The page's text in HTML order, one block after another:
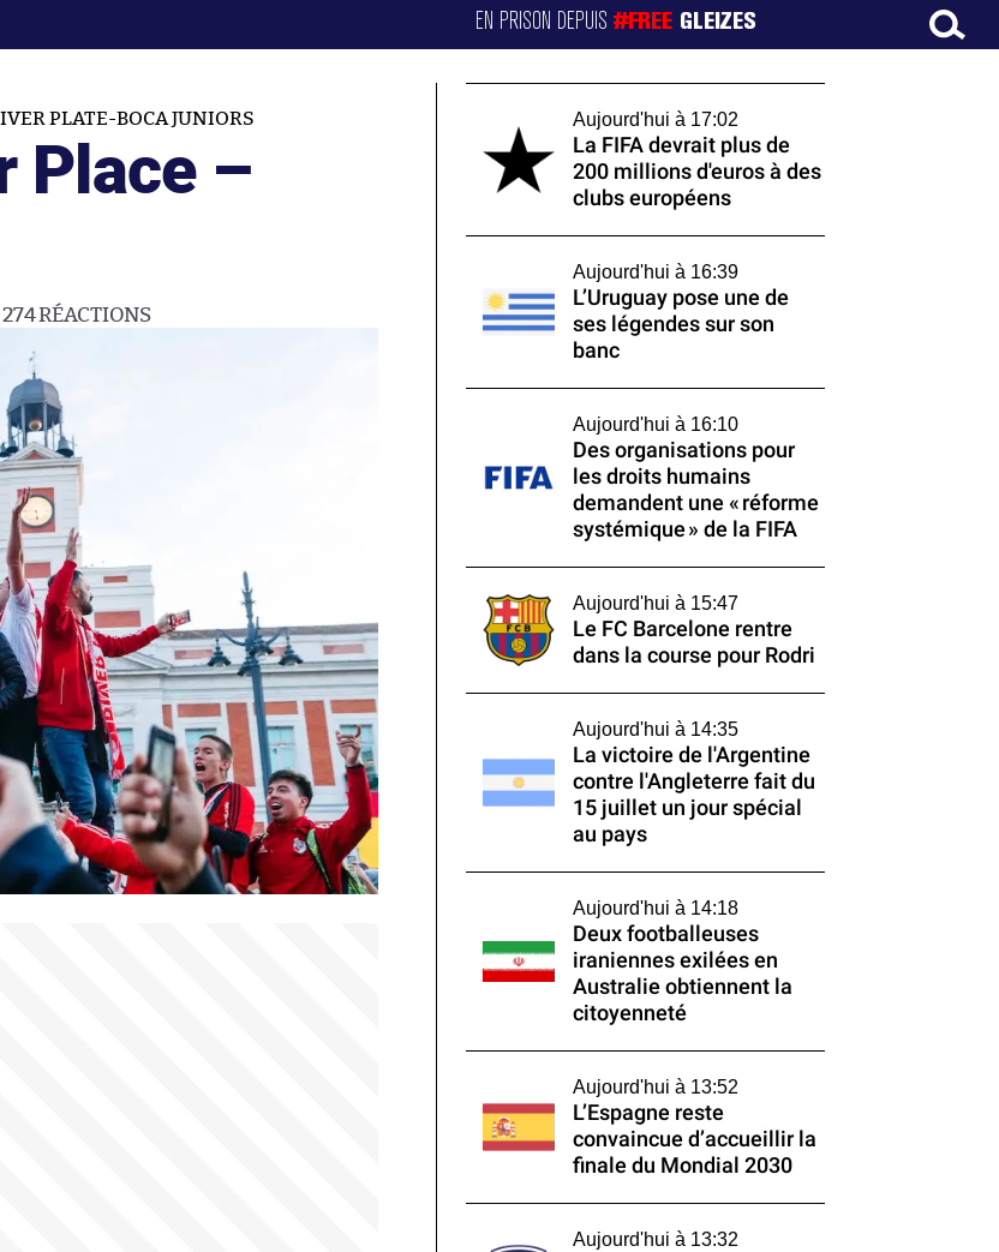
EN PRISON DEPUIS#FREE GLEIZES
PLATE-BOCA JUNIORS
Place –
274RÉACTIONS
Aujourd'hui à 17:02
La FIFA devrait plus de
200 millions d'euros à des
clubs européens
Aujourd'hui à 16:39
L’Uruguay pose une de
ses légendes sur son
banc
Aujourd'hui à 16:10
Des organisations pour
les droits humains
demandent une « réforme
systémique » de la FIFA
Aujourd'hui à 15:47
Le FC Barcelone rentre
dans la course pour Rodri
Aujourd'hui à 14:35
La victoire de l'Argentine
contre l'Angleterre fait du
15 juillet un jour spécial
au pays
Aujourd'hui à 14:18
Deux footballeuses
iraniennes exilées en
Australie obtiennent la
citoyenneté
Aujourd'hui à 13:52
L’Espagne reste
convaincue d’accueillir la
finale du Mondial 2030
Aujourd'hui à 13:32